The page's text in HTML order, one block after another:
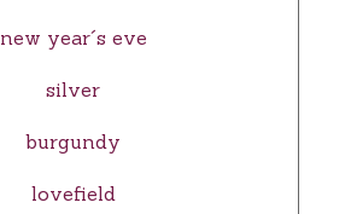
new year´s eve
silver
burgundy
lovefield